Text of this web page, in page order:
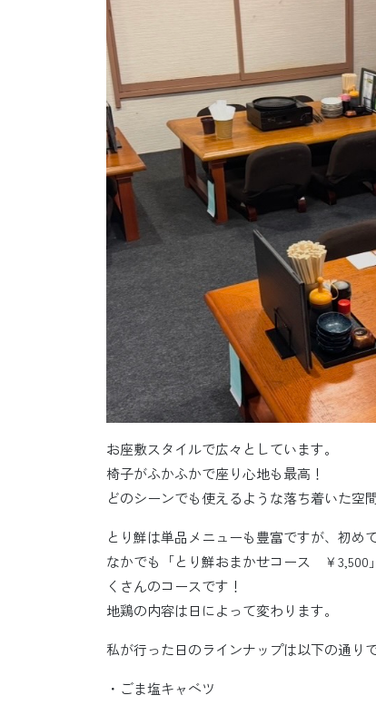
お座敷スタイルで広々としています。
椅子がふかふかで座り心地も最高！
どのシーンでも使えるような落ち着いた空
とり鮮は単品メニューも豊富ですが、初め
なかでも「とり鮮おまかせコース ￥3,500
くさんのコースです！
地鶏の内容は日によって変わります。
私が行った日のラインナップは以下の通りで
・ごま塩キャベツ